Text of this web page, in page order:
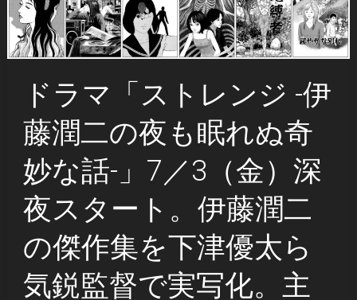
ドラマ「ストレンジ -伊
藤潤二の夜も眠れぬ奇
妙な話-」7／3（金）深
夜スタート。伊藤潤二
の傑作集を下津優太ら
気鋭監督で実写化。主